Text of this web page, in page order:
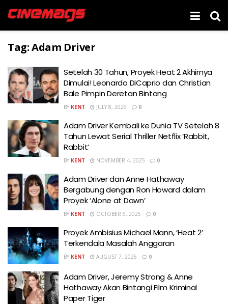
Tag:Adam Driver
Setelah 30 Tahun, Proyek Heat 2 Akhirnya
Dimulai! Leonardo DiCaprio dan Christian
Bale Pimpin Deretan Bintang
BY KENT JULY 8, 2026 0
Adam Driver Kembali ke Dunia TV Setelah 8
Tahun Lewat Serial Thriller Netflix ‘Rabbit,
Rabbit’
BY KENT NOVEMBER 4, 2025 0
Adam Driver dan Anne Hathaway
Bergabung dengan Ron Howard dalam
Proyek ‘Alone at Dawn’
BY KENT OCTOBER 6, 2025 0
Proyek Ambisius Michael Mann, ‘Heat 2’
Terkendala Masalah Anggaran
BY KENT AUGUST 7, 2025 0
Adam Driver, Jeremy Strong & Anne
Hathaway Akan Bintangi Film Kriminal
Paper Tiger